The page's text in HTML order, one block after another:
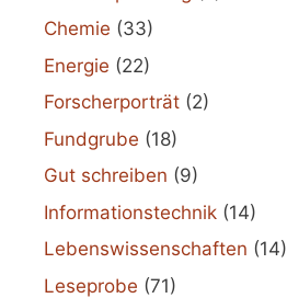
Chemie (33)
Energie (22)
Forscherporträt (2)
Fundgrube (18)
Gut schreiben (9)
Informationstechnik (14)
Lebenswissenschaften (14)
Leseprobe (71)